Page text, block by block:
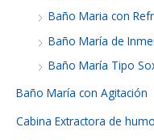
Baño Maria con
Baño María de
Baño María Tipo
Baño María con Agitación
Cabina Extractora de